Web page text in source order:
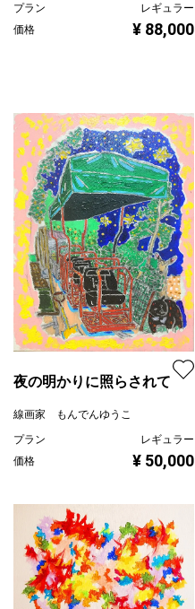
プラン
レギュラー
価格
¥ 88,000
夜の明かりに照らされて
線画家 もんでんゆうこ
プラン
レギュラー
価格
¥ 50,000